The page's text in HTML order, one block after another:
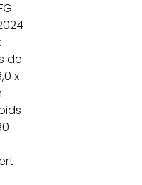
de
x